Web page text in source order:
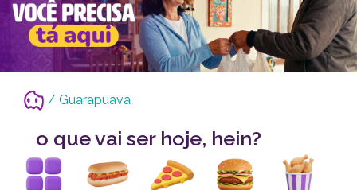
/ Guarapuava
o que vai ser hoje, hein?